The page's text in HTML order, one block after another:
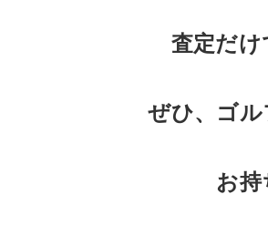
査定だ
ぜひ、ゴ
お